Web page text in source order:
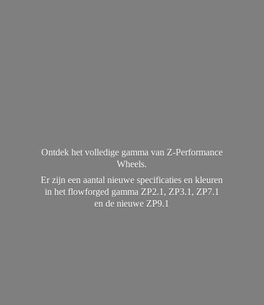
Ontdek het volledige gamma van Z-Performance
Wheels.
Er zijn een aantal nieuwe specificaties en kleuren
in het flowforged gamma ZP2.1, ZP3.1, ZP7.1
en denieuwe ZP9.1